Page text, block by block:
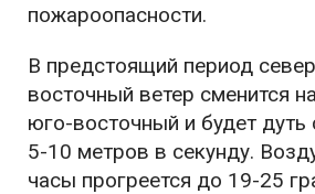
пожароопасности.
В предстоящий период
восточный ветер сменится
юго-восточный и будет
5-10 метров в секунду.
часы прогреется до 19-25